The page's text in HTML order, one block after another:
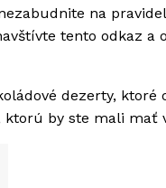
na
tento odkaz a
dezerty, ktoré
ktorú by ste mali mať